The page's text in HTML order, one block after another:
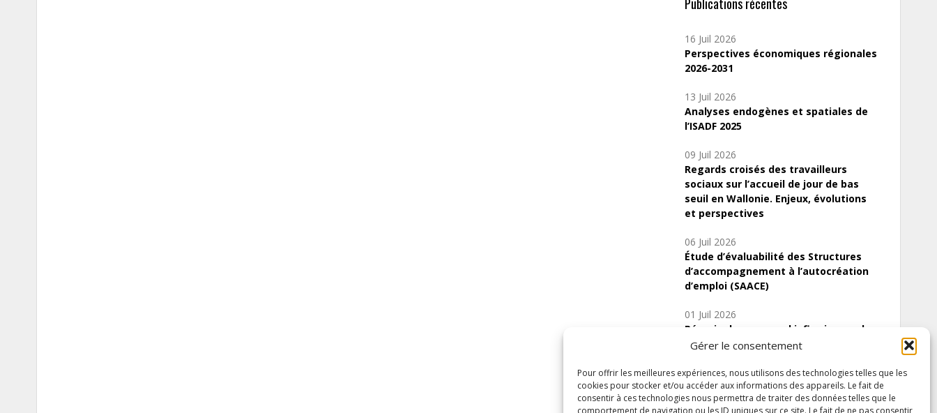
Gérer le consentement
Pour offrir les meilleures expériences, nous utilisons des technologies telles que les
cookies pour stocker et/ou accéder aux informations des appareils. Le fait de
consentir à ces technologies nous permettra de traiter des données telles que le
comportement de navigation ou les ID uniques sur ce site. Le fait de ne pas consentir
16 Juil 2026
Perspectives économiques régionales
2026-2031
13 Juil 2026
Analyses endogènes et spatiales de
l’ISADF 2025
09 Juil 2026
Regards croisés des travailleurs
sociaux sur l’accueil de jour de bas
seuil en Wallonie. Enjeux, évolutions
et perspectives
06 Juil 2026
Étude d’évaluabilité des Structures
d’accompagnement à l’autocréation
d’emploi (SAACE)
01 Juil 2026
Pénurie du personnel infirmier :quels
indicateurs d’offre de soins pour